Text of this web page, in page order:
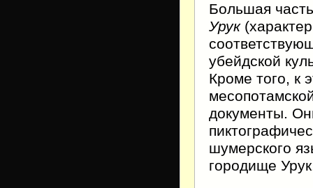
Большая
Урук
убейдской
Кроме того, к
документы.
шумерского
городище